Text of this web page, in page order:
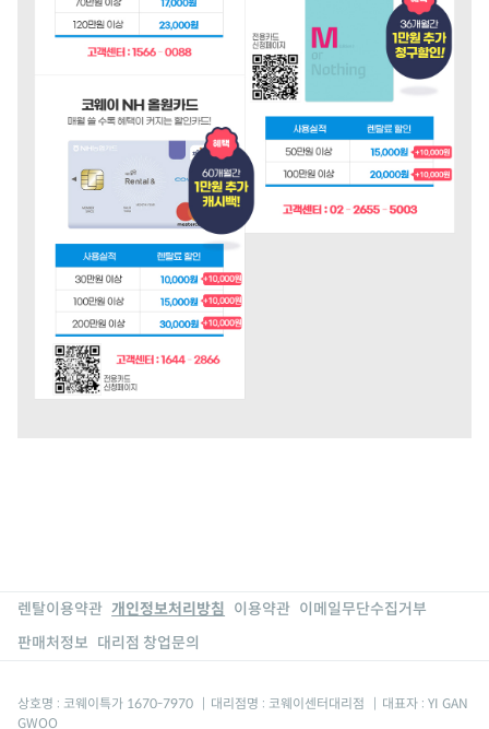
렌탈이용약관 개인정보처리방침 이용약관 이메일무단수집거부
판매처정보 대리점 창업문의
상호명 : 코웨이특가 1670-7970 | 대리점명 : 코웨이센터대리점 | 대표자 : YI GAN
GWOO